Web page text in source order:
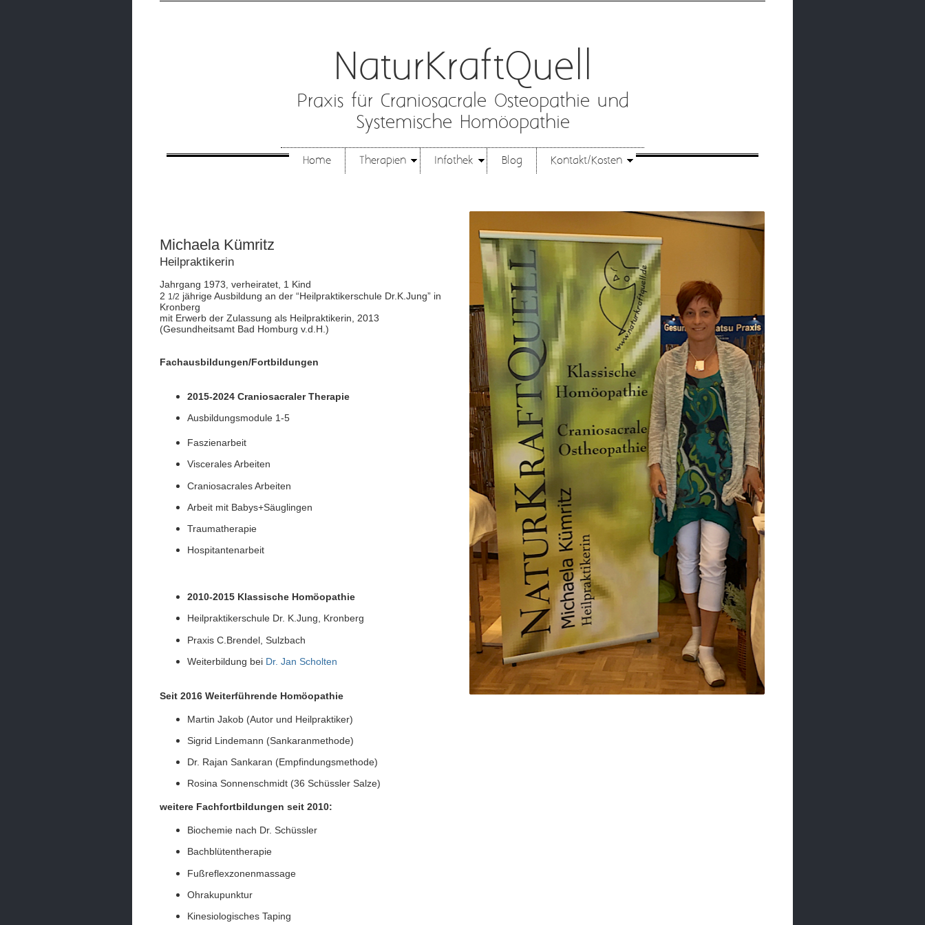
NaturKraftQuell
Praxis für Craniosacrale Osteopathie und
Systemische Homöopathie
Home Therapien Infothek Blog Kontakt/Kosten
Michaela Kümritz
Heilpraktikerin
Jahrgang 1973, verheiratet, 1 Kind
2 1/2 jährige Ausbildung an der “Heilpraktikerschule Dr.K.Jung” in
Kronberg
mit Erwerb der Zulassung als Heilpraktikerin, 2013
(Gesundheitsamt Bad Homburg v.d.H.)
Fachausbildungen/Fortbildungen
2015-2024 Craniosacraler Therapie
Ausbildungsmodule 1-5
Faszienarbeit
Viscerales Arbeiten
Craniosacrales Arbeiten
Arbeit mit Babys+Säuglingen
Traumatherapie
Hospitantenarbeit
2010-2015 Klassische Homöopathie
Heilpraktikerschule Dr. K.Jung, Kronberg
Praxis C.Brendel, Sulzbach
Weiterbildung bei Dr. Jan Scholten
Seit 2016 Weiterführende Homöopathie
Martin Jakob (Autor und Heilpraktiker)
Sigrid Lindemann (Sankaranmethode)
Dr. Rajan Sankaran (Empfindungsmethode)
Rosina Sonnenschmidt (36 Schüssler Salze)
weitere Fachfortbildungen seit 2010:
Biochemie nach Dr. Schüssler
Bachblütentherapie
Fußreflexzonenmassage
Ohrakupunktur
Kinesiologisches Taping